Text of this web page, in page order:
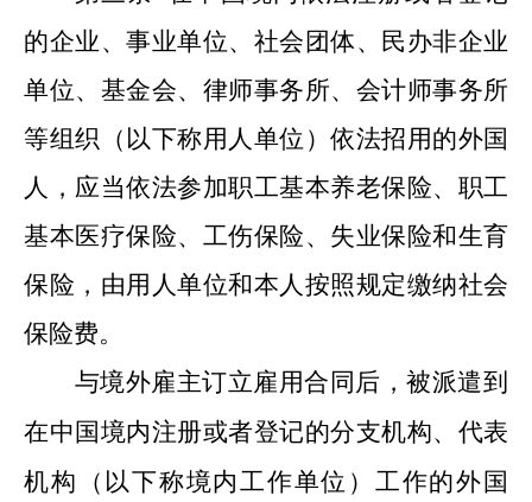
的企业、事业单位、社会团体、民办非企业
单位、基金会、律师事务所、会计师事务所
等组织（以下称用人单位）依法招用的外国
人，应当依法参加职工基本养老保险、职工
基本医疗保险、工伤保险、失业保险和生育
保险，由用人单位和本人按照规定缴纳社会
保险费。
与境外雇主订立雇用合同后，被派遣到
在中国境内注册或者登记的分支机构、代表
机构（以下称境内工作单位）工作的外国